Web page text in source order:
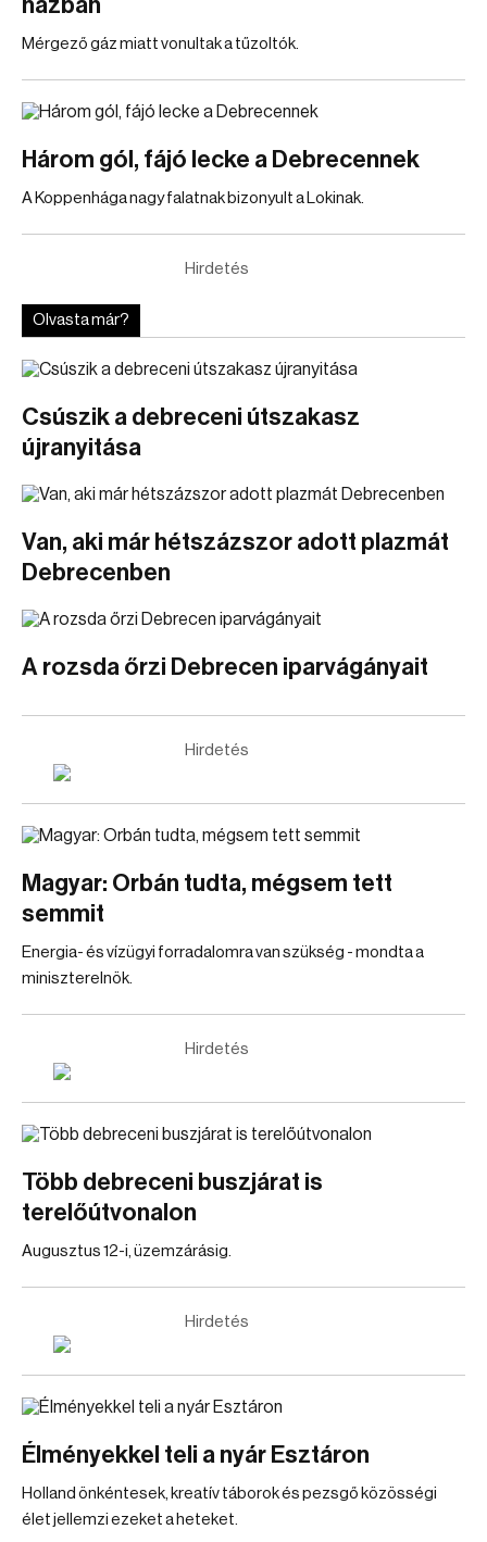
házban
Mérgező gáz miatt vonultak a tűzoltók.
Három gól, fájó lecke a Debrecennek
A Koppenhága nagy falatnak bizonyult a Lokinak.
Hirdetés
Olvasta már?
Csúszik a debreceni útszakasz
újranyitása
Van, aki már hétszázszor adott plazmát
Debrecenben
A rozsda őrzi Debrecen iparvágányait
Hirdetés
Magyar: Orbán tudta, mégsem tett
semmit
Energia- és vízügyi forradalomra van szükség - mondta a
miniszterelnök.
Hirdetés
Több debreceni buszjárat is
terelőútvonalon
Augusztus 12-i, üzemzárásig.
Hirdetés
Élményekkel teli a nyár Esztáron
Holland önkéntesek, kreatív táborok és pezsgő közösségi
élet jellemzi ezeket a heteket.